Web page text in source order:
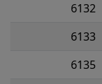
6132
6133
6135